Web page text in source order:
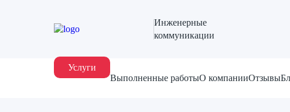
Инженерные
коммуникации
Услуги
Выполненные работыО компанииОтзывы